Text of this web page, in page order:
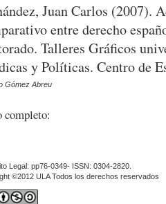
Juan Carlos (2007).
entre derecho
Talleres Gráficos
y Políticas. Centro de
Gómez Abreu
completo:
Legal: pp76-0349- ISSN: 0304-2820.
©2012 ULA Todos los derechos reservados